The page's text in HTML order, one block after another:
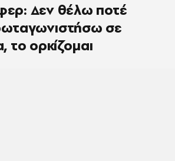
Δεν θέλω ποτέ
σε
το ορκίζομαι